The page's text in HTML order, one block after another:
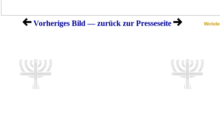
Vorheriges Bild — zurück zur Presseseite